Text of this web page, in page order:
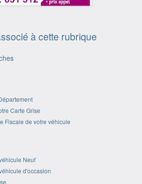
à cette rubrique
Carte Grise
Fiscale de votre véhicule
Neuf
d'occasion